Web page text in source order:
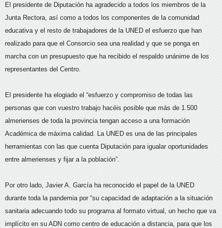
El presidente de Diputación ha agradecido a todos los miembros de la
Junta Rectora, así como a todos los componentes de la comunidad
educativa y el resto de trabajadores de la UNED el esfuerzo que han
realizado para que el Consorcio sea una realidad y que se ponga en
marcha con un presupuesto que ha recibido el respaldo unánime de los
representantes del Centro.
El presidente ha elogiado el “esfuerzo y compromiso de todas las
personas que con vuestro trabajo hacéis posible que más de 1.500
almerienses de toda la provincia tengan acceso a una formación
Académica de máxima calidad. La UNED es una de las principales
herramientas con las que cuenta Diputación para igualar oportunidades
entre almerienses y fijar a la población”.
Por otro lado, Javier A. García ha reconocido el papel de la UNED
durante toda la pandemia por “su capacidad de adaptación a la situación
sanitaria adecuando todo su programa al formato virtual, un hecho que va
implícito en su ADN como centro de educación a distancia, para que los